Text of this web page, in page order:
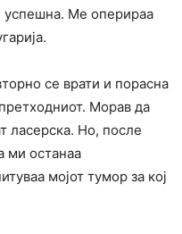
успешна. Ме оперираа
се врати и порасна
Морав да
ласерска. Но, после
ми останаа
мојот тумор за кој